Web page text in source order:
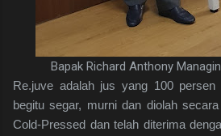
Bapak Richard Anthony
Re.juve adalah jus yang 100 persen
begitu segar, murni dan diolah
Cold-Pressed dan telah diterima